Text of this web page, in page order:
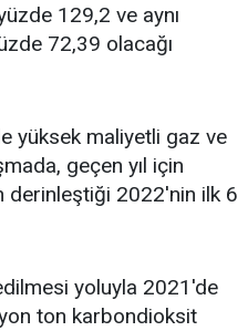
129,2 ve aynı
72,39 olacağı
yüksek maliyetli gaz ve
geçen yıl için
derinleştiği 2022'nin ilk 6
yoluyla 2021'de
ton karbondioksit